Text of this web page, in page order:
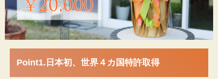
Point1.日本初、世界４カ国特許取得